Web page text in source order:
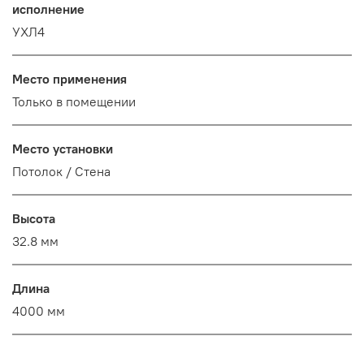
исполнение
УХЛ4
Место применения
Только в помещении
Место установки
Потолок / Cтена
Высота
32.8 мм
Длина
4000 мм